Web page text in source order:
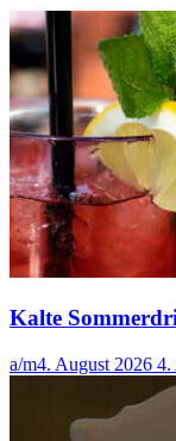
Kalte
a/m4. August 2026 4.